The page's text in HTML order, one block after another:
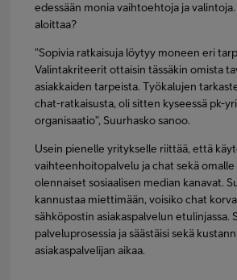
edessään monia vaihtoehtoja ja
aloittaa?
”Sopivia ratkaisuja löytyy moneen eri
Valintakriteerit ottaisin tässäkin omista
asiakkaiden tarpeista. Työkalujen
chat-ratkaisusta, oli sitten kyseessä pk-
organisaatio”, Suurhasko sanoo.
Usein pienelle yritykselle riittää, että
vaihteenhoitopalvelu ja chat sekä omalle
olennaiset sosiaalisen median kanavat.
kannustaa miettimään, voisiko chat
sähköpostin asiakaspalvelun etulinjassa.
palveluprosessia ja säästäisi sekä
asiakaspalvelijan aikaa.